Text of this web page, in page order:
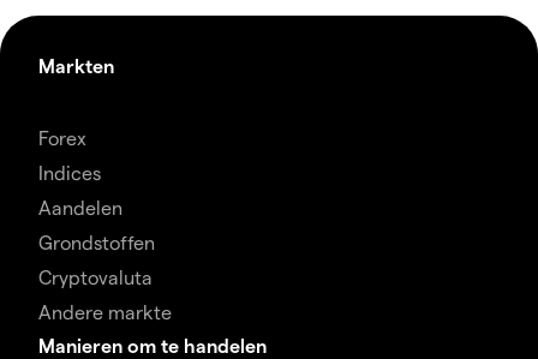
Markten
Forex
Indices
Aandelen
Grondstoffen
Cryptovaluta
Andere markte
Manieren om te handelen